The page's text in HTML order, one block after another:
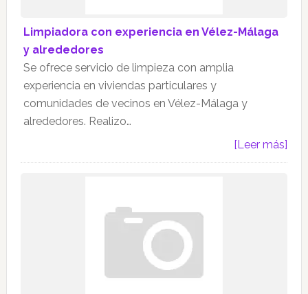
Limpiadora con experiencia en Vélez-Málaga
y alrededores
Se ofrece servicio de limpieza con amplia
experiencia en viviendas particulares y
comunidades de vecinos en Vélez-Málaga y
alrededores. Realizo…
[Leer más]